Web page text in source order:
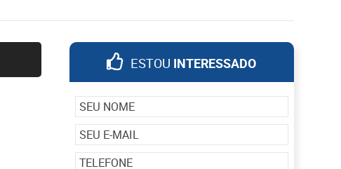
ESTOU INTERESSADO